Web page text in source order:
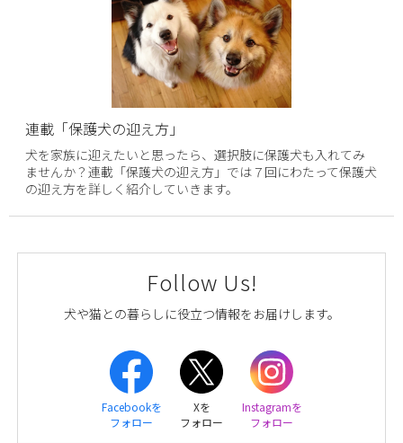
連載「保護犬の迎え方」
犬を家族に迎えたいと思ったら、選択肢に保護犬も入れてみ
ませんか？連載「保護犬の迎え方」では７回にわたって保護犬
の迎え方を詳しく紹介していきます。
Follow Us!
犬や猫との暮らしに役立つ情報をお届けします。
Facebookを
フォロー
Xを
フォロー
Instagramを
フォロー